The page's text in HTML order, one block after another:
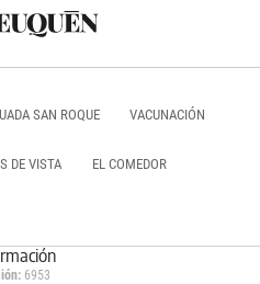
SAN ROQUE VACUNACIÓN
DE VISTA EL COMEDOR
6953